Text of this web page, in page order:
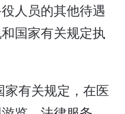
人员的其他待遇
国家有关规定执
有关规定，在医